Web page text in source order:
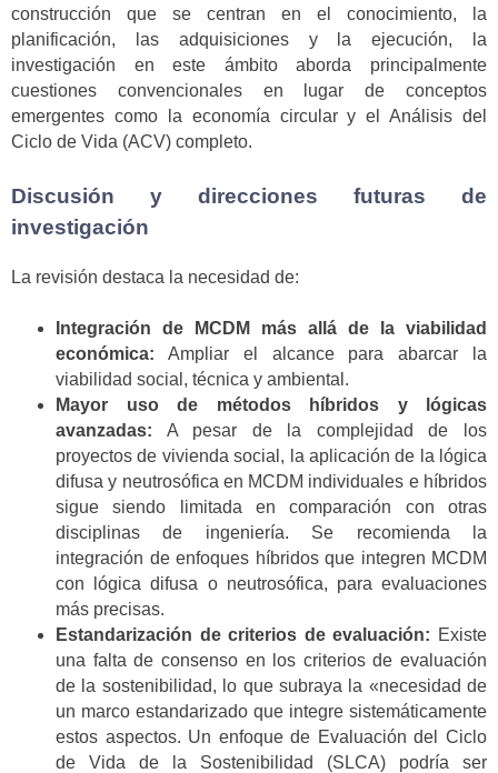
construcción que se centran en el conocimiento, la
planificación, las adquisiciones y la ejecución, la
investigación en este ámbito aborda principalmente
cuestiones convencionales en lugar de conceptos
emergentes como la economía circular y el Análisis del
Ciclo de Vida (ACV) completo.
Discusión y direcciones futuras de
investigación
La revisión destaca la necesidad de:
Integración de MCDM más allá de la viabilidad
económica: Ampliar el alcance para abarcar la
viabilidad social, técnica y ambiental.
Mayor uso de métodos híbridos y lógicas
avanzadas: A pesar de la complejidad de los
proyectos de vivienda social, la aplicación de la lógica
difusa y neutrosófica en MCDM individuales e híbridos
sigue siendo limitada en comparación con otras
disciplinas de ingeniería. Se recomienda la
integración de enfoques híbridos que integren MCDM
con lógica difusa o neutrosófica, para evaluaciones
más precisas.
Estandarización de criterios de evaluación: Existe
una falta de consenso en los criterios de evaluación
de la sostenibilidad, lo que subraya la «necesidad de
un marco estandarizado que integre sistemáticamente
estos aspectos. Un enfoque de Evaluación del Ciclo
de Vida de la Sostenibilidad (SLCA) podría ser